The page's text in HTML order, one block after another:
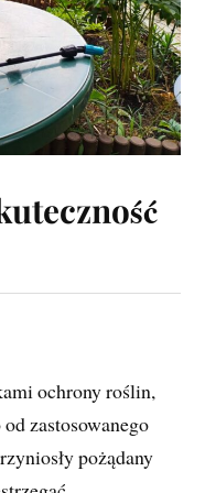
ochrony roślin,
zastosowanego
pożądany